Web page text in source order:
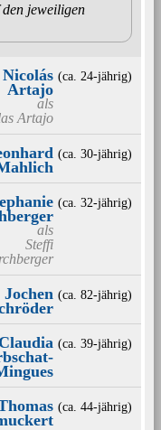
jeweiligen
Nicolás
Artajo
als
Artajo
(ca. 24‑jährig)
(ca. 30‑jährig)
als
Steffi
(ca. 32‑jährig)
Jochen (ca. 82‑jährig)
Claudia (ca. 39‑jährig)
(ca. 44‑jährig)